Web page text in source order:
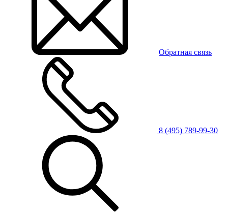
Обратная связь
8 (495) 789-99-30